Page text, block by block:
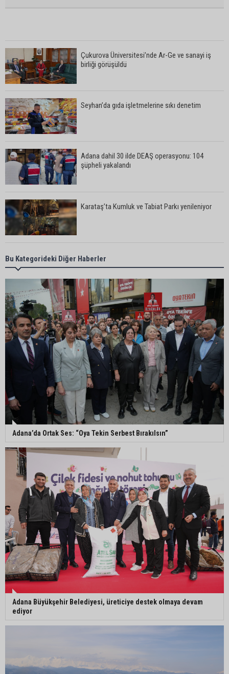
Çukurova Üniversitesi’nde Ar-Ge ve sanayi iş
birliği görüşüldü
Seyhan’da gıda işletmelerine sıkı denetim
Adana dahil 30 ilde DEAŞ operasyonu: 104
şüpheli yakalandı
Karataş’ta Kumluk ve Tabiat Parkı yenileniyor
Bekir Şimşek’ten Mustafa Özkan’a ziyaret
Ceyhan’da asfalt çalışmaları sürüyor
Ceyhan’da açık hava sineması keyfi iki farklı
parkta devam ediyor
5. Yunusoğlu Futbol Turnuvası’nda final heyecanı
Ceyhan’da Necdet Sevinç Parkı’nda bakım
çalışması
Orhan Bayram’dan AK Parti’ye Yüreğir çıkışı:
“Bizim belediye meclis üyelerimize ne yaptınız?
Siz önce onu anlatın”
Bu Kategorideki Diğer Haberler
Adana’da Ortak Ses: “Oya Tekin Serbest Bırakılsın”
Adana Büyükşehir Belediyesi, üreticiye destek olmaya devam
ediyor